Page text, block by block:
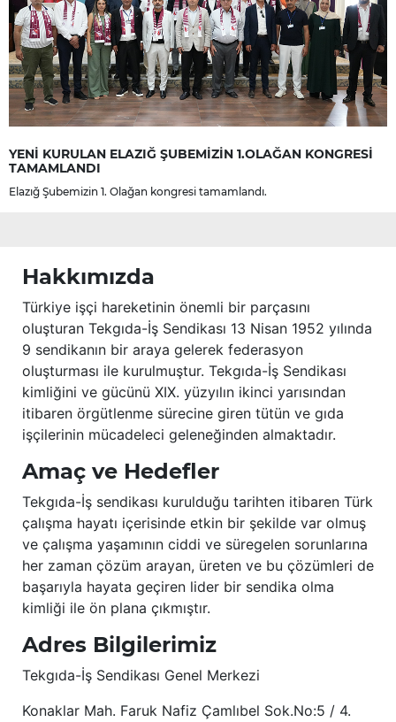
YENİ KURULAN ELAZIĞ ŞUBEMİZİN 1.OLAĞAN KONGRESİ
TAMAMLANDI
Elazığ Şubemizin 1. Olağan kongresi tamamlandı.
Hakkımızda
Türkiye işçi hareketinin önemli bir parçasını
oluşturan Tekgıda-İş Sendikası 13 Nisan 1952 yılında
9 sendikanın bir araya gelerek federasyon
oluşturması ile kurulmuştur. Tekgıda-İş Sendikası
kimliğini ve gücünü XIX. yüzyılın ikinci yarısından
itibaren örgütlenme sürecine giren tütün ve gıda
işçilerinin mücadeleci geleneğinden almaktadır.
Amaç ve Hedefler
Tekgıda-İş sendikası kurulduğu tarihten itibaren Türk
çalışma hayatı içerisinde etkin bir şekilde var olmuş
ve çalışma yaşamının ciddi ve süregelen sorunlarına
her zaman çözüm arayan, üreten ve bu çözümleri de
başarıyla hayata geçiren lider bir sendika olma
kimliği ile ön plana çıkmıştır.
Adres Bilgilerimiz
Tekgıda-İş Sendikası Genel Merkezi
Konaklar Mah. Faruk Nafiz Çamlıbel Sok.No:5 / 4.